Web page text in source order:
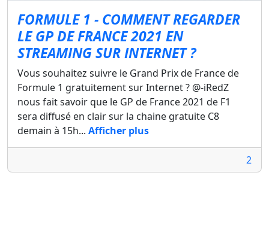
FORMULE 1 - COMMENT REGARDER
LE GP DE FRANCE 2021 EN
STREAMING SUR INTERNET ?
Vous souhaitez suivre le Grand Prix de France de
Formule 1 gratuitement sur Internet ? @-iRedZ
nous fait savoir que le GP de France 2021 de F1
sera diffusé en clair sur la chaine gratuite C8
demain à 15h... Afficher plus
2